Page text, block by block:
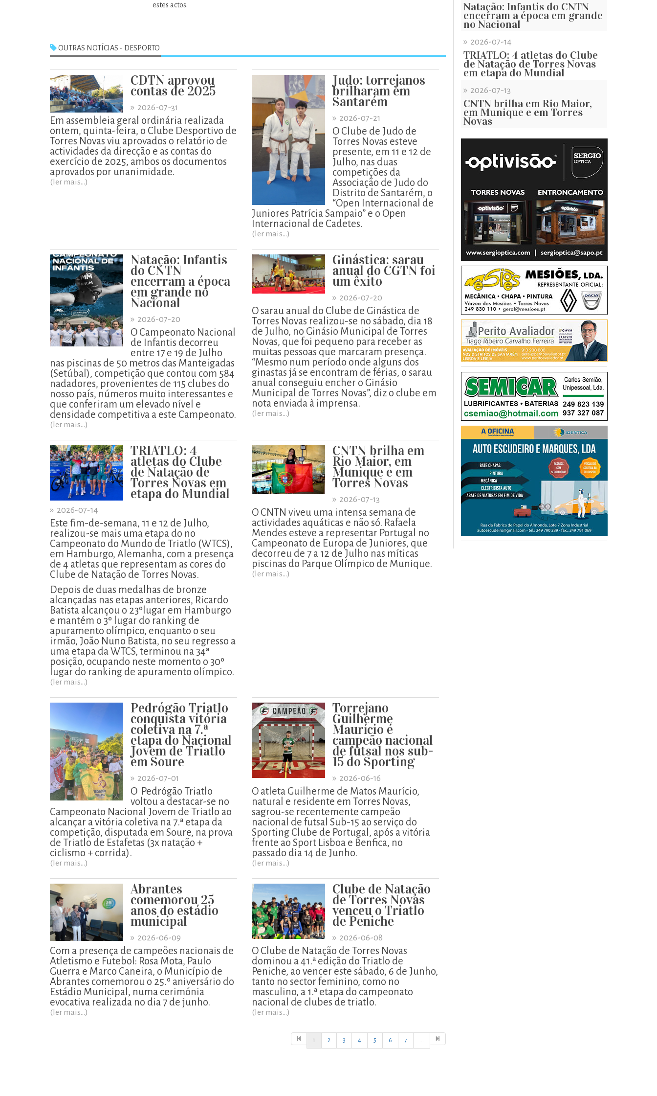
estes actos.
OUTRAS NOTÍCIAS - DESPORTO
CDTN aprovou
contas de 2025
» 2026-07-31
Em assembleia geral ordinária realizada
ontem, quinta-feira, o Clube Desportivo de
Torres Novas viu aprovados o relatório de
actividades da direcção e as contas do
exercício de 2025, ambos os documentos
aprovados por unanimidade.
(ler mais...)
Judo: torrejanos
brilharam em
Santarém
» 2026-07-21
O Clube de Judo de
Torres Novas esteve
presente, em 11 e 12 de
Julho, nas duas
competições da
Associação de Judo do
Distrito de Santarém, o
“Open Internacional de
Juniores Patrícia Sampaio” e o Open
Internacional de Cadetes.
(ler mais...)
Natação: Infantis
do CNTN
encerram a época
em grande no
Nacional
» 2026-07-20
O Campeonato Nacional
de Infantis decorreu
entre 17 e 19 de Julho
nas piscinas de 50 metros das Manteigadas
(Setúbal), competição que contou com 584
nadadores, provenientes de 115 clubes do
nosso país, números muito interessantes e
que conferiram um elevado nível e
densidade competitiva a este Campeonato.
(ler mais...)
Ginástica: sarau
anual do CGTN foi
um êxito
» 2026-07-20
O sarau anual do Clube de Ginástica de
Torres Novas realizou-se no sábado, dia 18
de Julho, no Ginásio Municipal de Torres
Novas, que foi pequeno para receber as
muitas pessoas que marcaram presença.
“Mesmo num período onde alguns dos
ginastas já se encontram de férias, o sarau
anual conseguiu encher o Ginásio
Municipal de Torres Novas”, diz o clube em
nota enviada à imprensa.
(ler mais...)
TRIATLO: 4
atletas do Clube
de Natação de
Torres Novas em
etapa do Mundial
» 2026-07-14
Este fim-de-semana, 11 e 12 de Julho,
realizou-se mais uma etapa do no
Campeonato do Mundo de Triatlo (WTCS),
em Hamburgo, Alemanha, com a presença
de 4 atletas que representam as cores do
Clube de Natação de Torres Novas.
Depois de duas medalhas de bronze
alcançadas nas etapas anteriores, Ricardo
Batista alcançou o 23ºlugar em Hamburgo
e mantém o 3º lugar do ranking de
apuramento olímpico, enquanto o seu
irmão, João Nuno Batista, no seu regresso a
uma etapa da WTCS, terminou na 34ª
posição, ocupando neste momento o 30º
lugar do ranking de apuramento olímpico.
(ler mais...)
CNTN brilha em
Rio Maior, em
Munique e em
Torres Novas
» 2026-07-13
O CNTN viveu uma intensa semana de
actividades aquáticas e não só. Rafaela
Mendes esteve a representar Portugal no
Campeonato de Europa de Juniores, que
decorreu de 7 a 12 de Julho nas míticas
piscinas do Parque Olímpico de Munique.
(ler mais...)
Pedrógão Triatlo
conquista vitória
coletiva na 7.ª
etapa do Nacional
Jovem de Triatlo
em Soure
» 2026-07-01
O Pedrógão Triatlo
voltou a destacar-se no
Campeonato Nacional Jovem de Triatlo ao
alcançar a vitória coletiva na 7.ª etapa da
competição, disputada em Soure, na prova
de Triatlo de Estafetas (3x natação +
ciclismo + corrida).
(ler mais...)
Torrejano
Guilherme
Maurício é
campeão nacional
de futsal nos sub-
15 do Sporting
» 2026-06-16
O atleta Guilherme de Matos Maurício,
natural e residente em Torres Novas,
sagrou-se recentemente campeão
nacional de futsal Sub-15 ao serviço do
Sporting Clube de Portugal, após a vitória
frente ao Sport Lisboa e Benfica, no
passado dia 14 de Junho.
(ler mais...)
Abrantes
comemorou 25
anos do estádio
municipal
» 2026-06-09
Com a presença de campeões nacionais de
Atletismo e Futebol: Rosa Mota, Paulo
Guerra e Marco Caneira, o Município de
Abrantes comemorou o 25.º aniversário do
Estádio Municipal, numa cerimónia
evocativa realizada no dia 7 de junho.
(ler mais...)
Clube de Natação
de Torres Novas
venceu o Triatlo
de Peniche
» 2026-06-08
O Clube de Natação de Torres Novas
dominou a 41.ª edição do Triatlo de
Peniche, ao vencer este sábado, 6 de Junho,
tanto no sector feminino, como no
masculino, a 1.ª etapa do campeonato
nacional de clubes de triatlo.
(ler mais...)
1 2 3 4 5 6 7 ...
Natação: Infantis do CNTN
encerram a época em grande
no Nacional
» 2026-07-14
TRIATLO: 4 atletas do Clube
de Natação de Torres Novas
em etapa do Mundial
» 2026-07-13
CNTN brilha em Rio Maior,
em Munique e em Torres
Novas